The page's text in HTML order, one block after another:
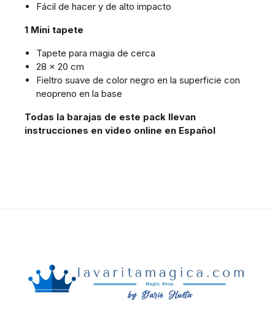
Fácil de hacer y de alto impacto
1 Mini tapete
Tapete para magia de cerca
28 x 20 cm
Fieltro suave de color negro en la superficie con
neopreno en la base
Todas la barajas de este pack llevan
instrucciones en video online en Español